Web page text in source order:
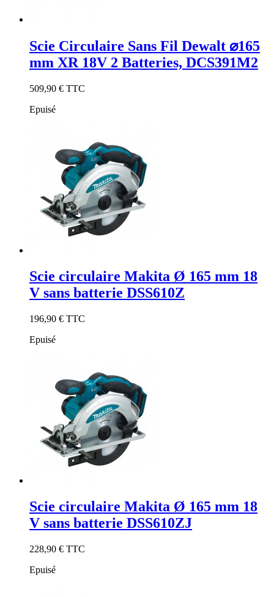
Scie Circulaire Sans Fil Dewalt ⌀165
mm XR 18V 2 Batteries, DCS391M2
509,90 € TTC
Epuisé
Scie circulaire Makita Ø 165 mm 18
V sans batterie DSS610Z
196,90 € TTC
Epuisé
Scie circulaire Makita Ø 165 mm 18
V sans batterie DSS610ZJ
228,90 € TTC
Epuisé